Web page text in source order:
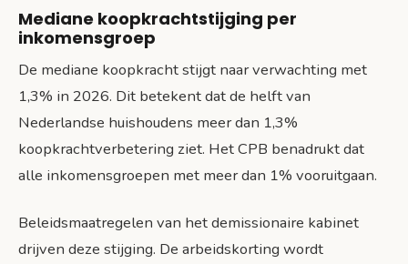
Mediane koopkrachtstijging per
inkomensgroep
De mediane koopkracht stijgt naar verwachting met
1,3% in 2026. Dit betekent dat de helft van
Nederlandse huishoudens meer dan 1,3%
koopkrachtverbetering ziet. Het CPB benadrukt dat
alle inkomensgroepen met meer dan 1% vooruitgaan.
Beleidsmaatregelen van het demissionaire kabinet
drijven deze stijging. De arbeidskorting wordt